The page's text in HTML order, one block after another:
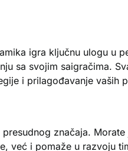
igra ključnu ulogu u
sa svojim saigračima.
i prilagođavanje vaših
značaja.
već i pomaže u razvoju